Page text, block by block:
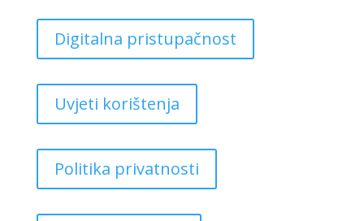
Digitalna pristupačnost
Uvjeti korištenja
Politika privatnosti